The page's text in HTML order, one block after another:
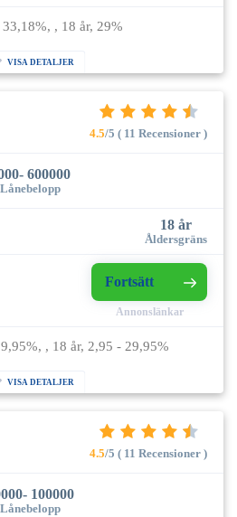
, 18 år, 29%
VISA DETALJER
4.5/5 ( 11 Recensioner )
600000
Lånebelopp
18 år
Åldersgräns
Fortsätt
Annonslänkar
, 18 år, 2,95 - 29,95%
VISA DETALJER
4.5/5 ( 11 Recensioner )
100000
Lånebelopp